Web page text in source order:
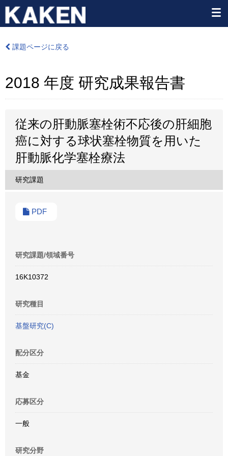
課題ページに戻る
2018 年度 研究成果報告書
従来の肝動脈塞栓術不応後の肝細胞
癌に対する球状塞栓物質を用いた
肝動脈化学塞栓療法
研究課題
PDF
研究課題/領域番号
16K10372
研究種目
基盤研究(C)
配分区分
基金
応募区分
一般
研究分野